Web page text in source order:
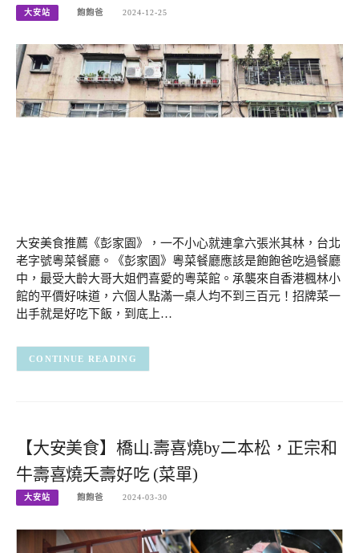
大安站 飽飽爸 2024-12-25
大安美食推薦《彭家園》，一不小心就連拿六張米其林，台北
老字號粵菜餐廳。《彭家園》粵菜餐廳應該是飽飽爸吃過餐廳
中，最受大齡大哥大姐們喜愛的粵菜館。承襲來自香港楓林小
館的平價好味道，六個人點滿一桌人均不到三百元！招牌菜一
出手就是好吃下飯，到底上…
CONTINUE READING
【大安美食】橋山.壽喜燒by二本松，正宗和
牛壽喜燒夭壽好吃 (菜單)
大安站 飽飽爸 2024-03-30